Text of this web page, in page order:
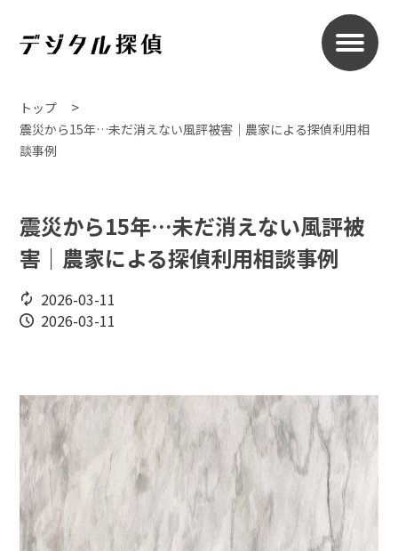
トップ
震災から15年…未だ消えない風評被害｜農家による探偵利用相
談事例
震災から15年…未だ消えない風評被
害｜農家による探偵利用相談事例
2026-03-11
2026-03-11